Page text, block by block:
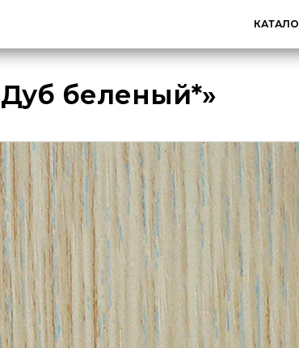
беленый*»